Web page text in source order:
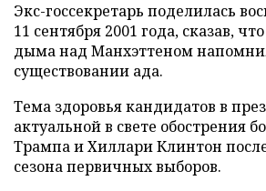
Экс-госсекретарь поделилась
11 сентября 2001 года, сказав,
дыма над Манхэттеном
существовании ада.
Тема здоровья кандидатов в
актуальной в свете обострения
Трампа и Хиллари Клинтон
сезона первичных выборов.